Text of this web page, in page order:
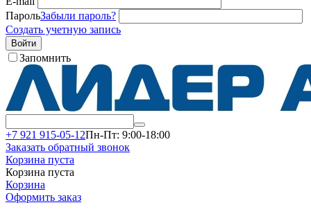
ПарольЗабыли пароль?
Создать учетную запись
Войти
Запомнить
+7 921 915-05-12Пн-Пт: 9:00-18:00
Заказать обратный звонок
Корзина пуста
Корзина пуста
Корзина
Оформить заказ